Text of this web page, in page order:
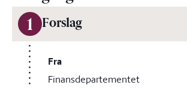
1 Forslag
Fra
Finansdepartementet